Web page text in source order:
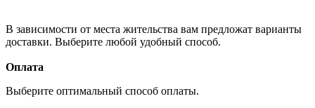
В зависимости от места жительства вам предложат варианты
доставки. Выберите любой удобный способ.
Оплата
Выберите оптимальный способ оплаты.